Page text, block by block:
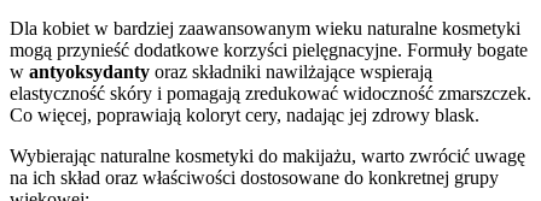
Dla kobiet w bardziej zaawansowanym wieku naturalne kosmetyki
mogą przynieść dodatkowe korzyści pielęgnacyjne. Formuły bogate
w antyoksydanty oraz składniki nawilżające wspierają
elastyczność skóry i pomagają zredukować widoczność zmarszczek.
Co więcej, poprawiają koloryt cery, nadając jej zdrowy blask.
Wybierając naturalne kosmetyki do makijażu, warto zwrócić uwagę
na ich skład oraz właściwości dostosowane do konkretnej grupy